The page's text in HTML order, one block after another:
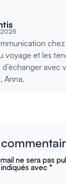
2025
chez
voyage et les
avec
Anna.
ne sera pas
avec *